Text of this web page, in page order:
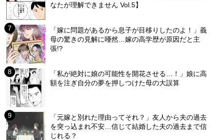
なたが理解できません Vol.5】
「嫁に問題があるから息子が目移りしたのよ！」義
母の驚きの見解に唖然…嫁の高学歴が原因だと主
張!?
「私が絶対に娘の可能性を開花させる…！」娘に高
額を注ぎ自分の夢を押しつけた母の大誤算
「元嫁と別れた理由ってそれ？」友人から夫の過去
を突っ込まれ不安…信じて結婚した夫の過去まで信
じれる？